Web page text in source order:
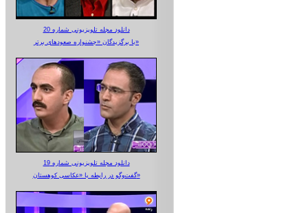
دانلود مجله تلویزیونی شماره 20
با برگزیدگان «جشنواره صعودهای برتر»
دانلود مجله تلویزیونی شماره 19
گفت‌وگو در رابطه با «عکاسی کوهستان»